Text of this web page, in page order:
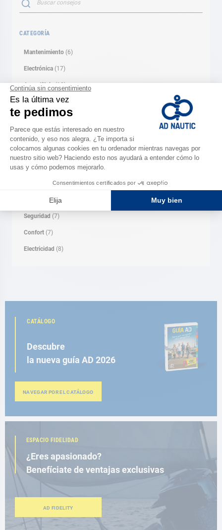
BUSCAR
CATEGORÍA
Mantenimiento (6)
Electrónica (17)
Accastillaje(10)
Motor(10)
Auxiliares (3)
Tienda y ocio (0)
Ropa(1)
Navegación(4)
(4)
Cabuyería(2)
Seguridad (7)
Confort (7)
Electricidad (8)
CATÁLOGO
Descubre
la nueva guía AD 2026
NAVEGAR POR EL CATÁLOGO
ESPACIO FIDELIDAD
¿Eres apasionado?
Benefíciate de ventajas exclusivas
AD FIDELITY